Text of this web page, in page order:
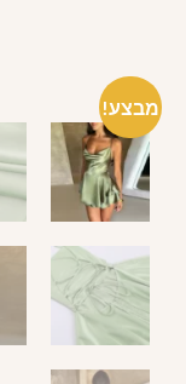
מבצע!